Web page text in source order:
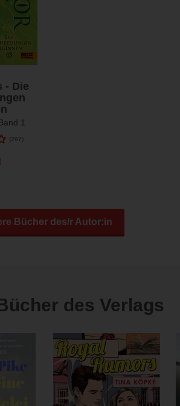
- Die
1
(297)
Bücher des/r Autor:in
des Verlags